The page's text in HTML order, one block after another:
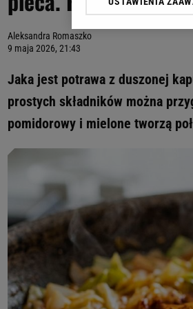
Aleksandra Romaszko
9 maja 2026, 21:43
Jaka jest potrawa z duszonej
prostych składników można
pomidorowy i mielone tworzą
Klikając „Akceptuję”
dotyczące plików
My, nasi Zaufani
Użycie dokładnych
Przechowywanie